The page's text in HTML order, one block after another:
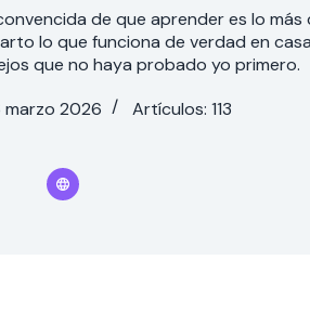
de que aprender es lo
lo que funciona de verdad en
que no haya probado yo primero.
marzo 2026
Artículos: 113